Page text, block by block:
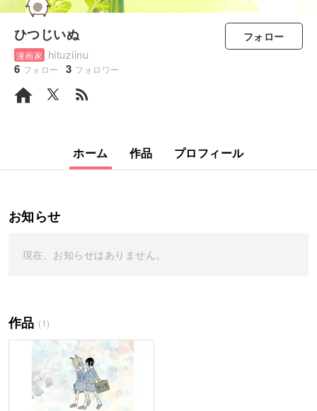
ひつじいぬ
漫画家 hituziinu
6 フォロー 3 フォロワー
フォロー
rss_feed
ホーム 作品 プロフィール
お知らせ
現在、お知らせはありません。
作品 (1)